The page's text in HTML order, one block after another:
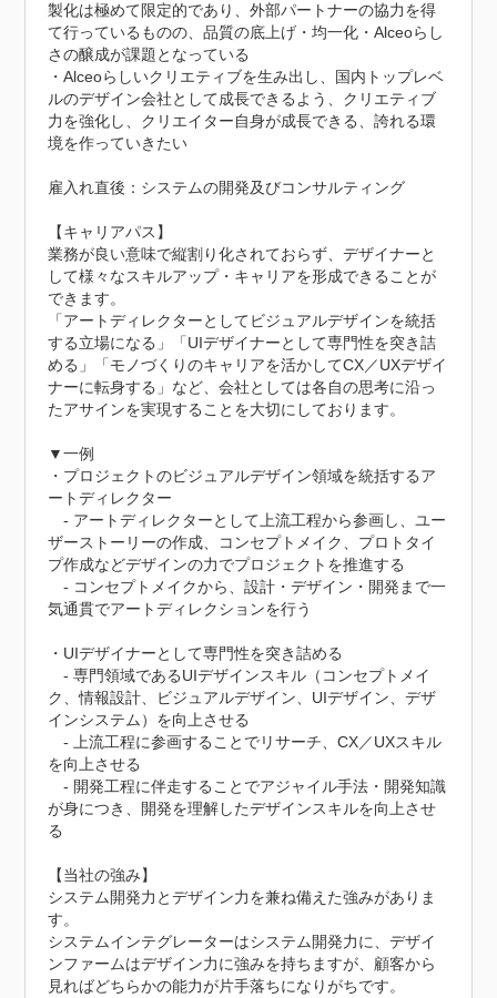
製化は極めて限定的であり、外部パートナーの協力を得
て行っているものの、品質の底上げ・均一化・Alceoらし
さの醸成が課題となっている
・Alceoらしいクリエティブを生み出し、国内トップレベ
ルのデザイン会社として成長できるよう、クリエティブ
力を強化し、クリエイター自身が成長できる、誇れる環
境を作っていきたい
雇入れ直後：システムの開発及びコンサルティング
【キャリアパス】
業務が良い意味で縦割り化されておらず、デザイナーと
して様々なスキルアップ・キャリアを形成できることが
できます。
「アートディレクターとしてビジュアルデザインを統括
する立場になる」「UIデザイナーとして専門性を突き詰
める」「モノづくりのキャリアを活かしてCX／UXデザイ
ナーに転身する」など、会社としては各自の思考に沿っ
たアサインを実現することを大切にしております。
▼一例
・プロジェクトのビジュアルデザイン領域を統括するア
ートディレクター
- アートディレクターとして上流工程から参画し、ユー
ザーストーリーの作成、コンセプトメイク、プロトタイ
プ作成などデザインの力でプロジェクトを推進する
- コンセプトメイクから、設計・デザイン・開発まで一
気通貫でアートディレクションを行う
・UIデザイナーとして専門性を突き詰める
- 専門領域であるUIデザインスキル（コンセプトメイ
ク、情報設計、ビジュアルデザイン、UIデザイン、デザ
インシステム）を向上させる
- 上流工程に参画することでリサーチ、CX／UXスキル
を向上させる
- 開発工程に伴走することでアジャイル手法・開発知識
が身につき、開発を理解したデザインスキルを向上させ
る
【当社の強み】
システム開発力とデザイン力を兼ね備えた強みがありま
す。
システムインテグレーターはシステム開発力に、デザイ
ンファームはデザイン力に強みを持ちますが、顧客から
見ればどちらかの能力が片手落ちになりがちです。